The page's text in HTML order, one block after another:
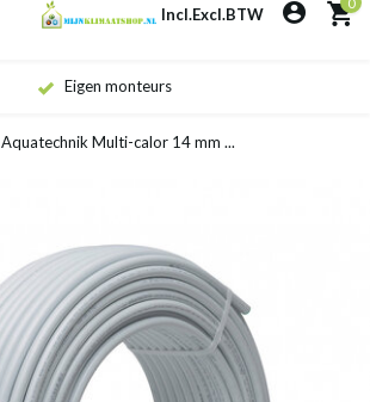
Incl.Excl.BTW
Eigen monteurs
Aquatechnik Multi-calor 14 mm ...